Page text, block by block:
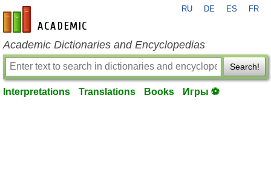
en-academic.com
RU DE ES FR
Academic Dictionaries and Encyclopedias
Search!
Interpretations Translations Books Игры ⚽